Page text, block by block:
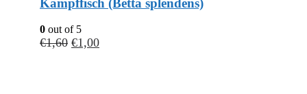
0 out of 5
€1,60 €1,00